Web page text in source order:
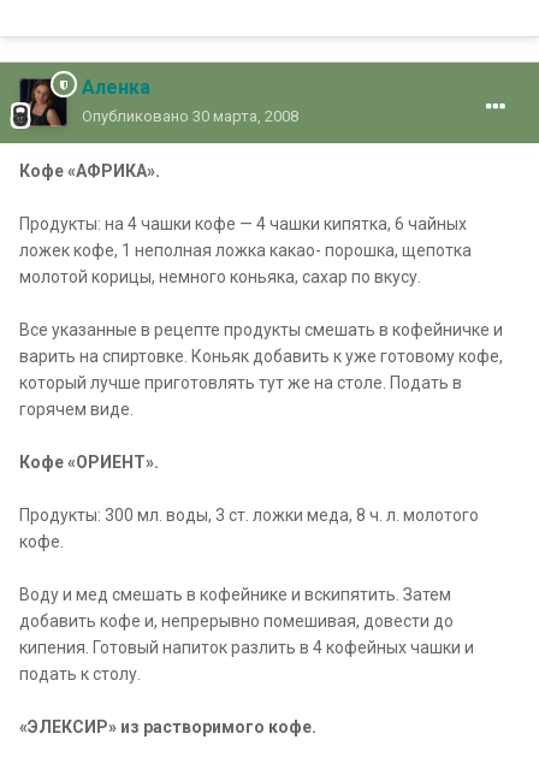
Аленка
Опубликовано 30 марта, 2008
Кофе «АФРИКА».
Продукты: на 4 чашки кофе — 4 чашки кипятка, 6 чайных
ложек кофе, 1 неполная ложка какао- порошка, щепотка
молотой корицы, немного коньяка, сахар по вкусу.
Все указанные в рецепте продукты смешать в кофейничке и
варить на спиртовке. Коньяк добавить к уже готовому кофе,
который лучше приготовлять тут же на столе. Подать в
горячем виде.
Кофе «ОРИЕНТ».
Продукты: 300 мл. воды, 3 ст. ложки меда, 8 ч. л. молотого
кофе.
Воду и мед смешать в кофейнике и вскипятить. Затем
добавить кофе и, непрерывно помешивая, довести до
кипения. Готовый напиток разлить в 4 кофейных чашки и
подать к столу.
«ЭЛЕКСИР» из растворимого кофе.